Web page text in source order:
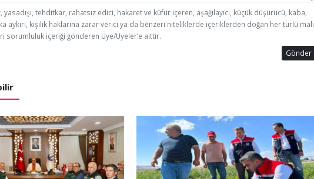
yasadışı, tehditkar, rahatsız edici, hakaret ve küfür içeren, aşağılayıcı, küçük düşürücü, kaba,
aykırı, kişilik haklarına zarar verici ya da benzeri niteliklerde içeriklerden doğan her türlü mali,
sorumluluk içeriği gönderen Üye/Üyeler’e aittir.
Gönder